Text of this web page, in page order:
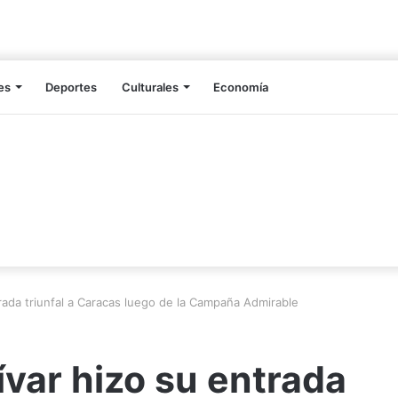
Deportes Culturales Economía
triunfal a Caracas luego de la Campaña Admirable
hizo su entrada